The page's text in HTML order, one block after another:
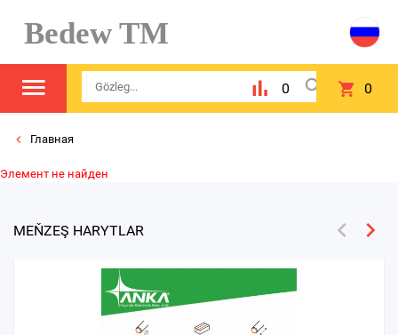
Bedew TM
0 0
Главная
Элемент не найден
MEŇZEŞ HARYTLAR